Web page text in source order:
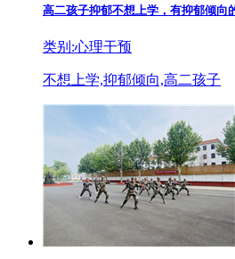
高二孩子抑郁不想上学，有抑郁倾向
类别:心理干预
不想上学,抑郁倾向,高二孩子